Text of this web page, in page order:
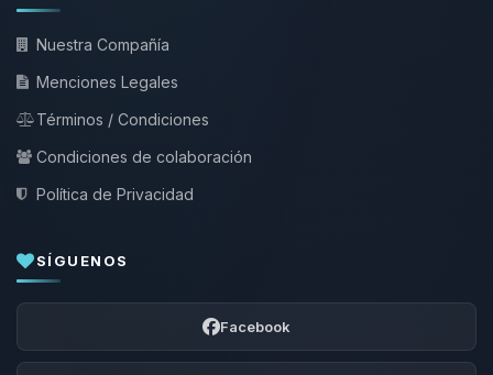
Nuestra Compañía
Menciones Legales
Términos / Condiciones
Condiciones de colaboración
Política de Privacidad
SÍGUENOS
Facebook